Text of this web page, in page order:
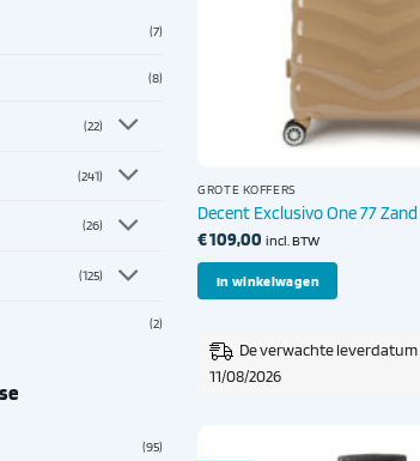
(7)
(8)
(22)
(241)
(26)
(125)
(2)
(95)
GROTE KOFFERS
Decent Exclusivo One 77 Zand
€109,00 incl. BTW
In winkelwagen
De verwachte leverdatum
11/08/2026